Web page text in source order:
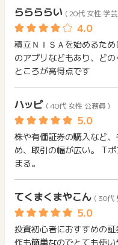
ゼントされます
※獲得予定ポイントに反映
00日以内に、非承認理由
以内にポイントタウンサポ
その際、以下の必須情報を
獲得に関するお問合せをい
から始まる受付番号】が必
申し込み完了画面に受付番
了画面を保管の上、番号
します。
※受付番号はポイントが承
※件数に限りがございます
たします。あらかじめご了
※ポイントに関するお問い
ご利用前には、Cookieの
します。
サービス・お買い物利用
法がある場合、必ずサイ
ださい。
各サービス・お買い物に掲
読みください。
お申し込みやお買い物後、
了などのメールは、ポイン
獲得待ち・獲得失敗の状
メールを送っていただく
そのため、紛失・破棄され
(※) SafariやChromeなど
っているため、広告主はポ
ません。
そのため、ポイントタウ
広告主様に直接行わない
掲載中のプログラムの掲
り、急遽終了となる場合が
広告に遷移しない場合は
2. 業界屈指の格安手数料
3. 取扱投資信託の本数
募集中のファンド・外
4. クレカ積立の利用で積
る、使える♪
※1.SBIグループとはSBI証
指します。
※2.2025年3月期通期（
売買代金シェアです。SBI
値を含みます。
(出所: 東証統計資料、 各
計、各社委託個人 (信用)
託個人 (信用) 売買代金 (
金} にて算出)
ららららい ( 20代 女性 学
積立ＮＩＳＡを始めるた
のアプリなどもあり、ど
ところが高得点です
ハッピ ( 40代 女性 公務員 )
株や有価証券の購入など
め、取引の幅が広い。 T
まる。
てくまくまやこん ( 30代
投資初心者におすすめの
作も簡単なのでとても使